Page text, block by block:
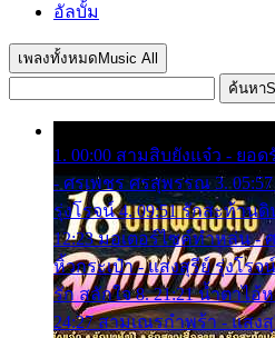
อัลบั้ม
เพลงทั้งหมด Music All
ค้นหา
1. 00:00 สามสิบยังแจ๋ว - ยอ
- ศรเพชร ศรสุพรรณ 3.
รุ่งโรจน์ 4. 09:51 รักสะท้าน
12:23 มอเตอร์ไซค์ทำหล่น -
หิ้วกระเป๋า - แสงสุรีย์ รุ่งโรจ
รัก สลักใจ 8. 21:21 น้ำตาไ
24:27 สามเณรกำพร้า - แสง